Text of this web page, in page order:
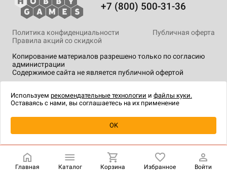
Уведомить о наличии
+7 (800) 500-31-36
Копирование материалов разрешено только по согласию
администрации
Содержимое сайта не является публичной офертой
Политика конфиденциальности
Публичная оферта
Правила акций со скидкой
технологии.
Главная Каталог Корзина Избранное Войти
Используем рекомендательные технологии и файлы куки.
Оставаясь с нами, вы соглашаетесь на их применение
OK